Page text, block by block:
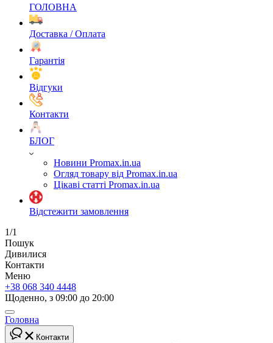
ГОЛОВНА
Доставка / Оплата
Гарантія
Відгуки
Контакти
БЛОГ
Новини Promax.in.ua
Огляд товару від Promax.in.ua
Цікаві статті Promax.in.ua
Відстежити замовлення
1/1
Пошук
Дивилися
Контакти
Меню
+38 068 340 4448
Щоденно, з 09:00 до 20:00
Головна
Контакти